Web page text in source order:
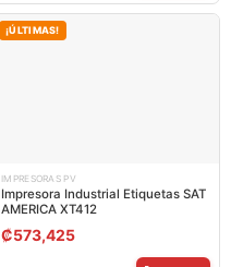
¡ÚLTIMAS!
IMPRESORAS PV
Impresora Industrial Etiquetas SAT
AMERICA XT412
₡573,425